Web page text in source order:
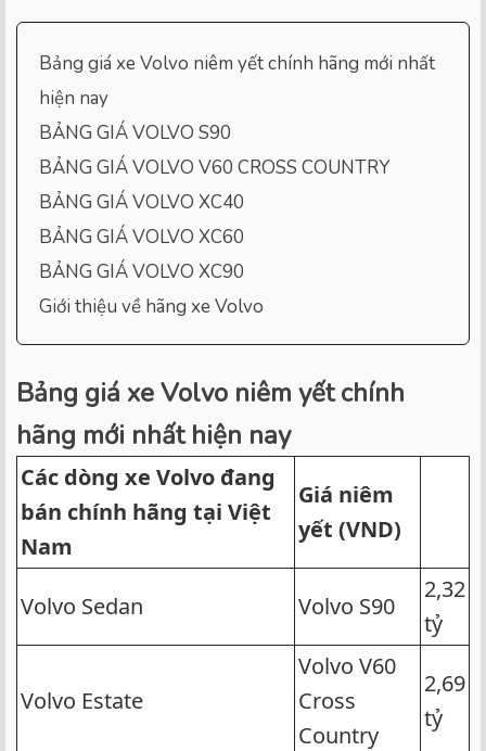
Bảng giá xe Volvo niêm yết chính hãng mới nhất
hiện nay
BẢNG GIÁ VOLVO S90
BẢNG GIÁ VOLVO V60 CROSS COUNTRY
BẢNG GIÁ VOLVO XC40
BẢNG GIÁ VOLVO XC60
BẢNG GIÁ VOLVO XC90
Giới thiệu về hãng xe Volvo
Bảng giá xe Volvo niêm yết chính
hãng mới nhất hiện nay
Các dòng xe Volvo đang
bán chính hãng tại Việt
Nam
Giá niêm
yết (VND)
Volvo Sedan Volvo S90
2,32
tỷ
Volvo Estate
Volvo V60
Cross
Country
2,69
tỷ